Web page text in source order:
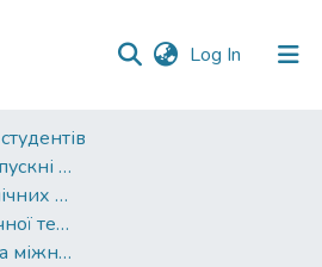
Log In (current)
Кваліфікаційні випускні роботи здобувачів вищої освіти бакалаврських програм
Факультет економічних наук
Кафедра економічної теорії
С1.01 Економіка та міжнародні економічні відносини (економіка)